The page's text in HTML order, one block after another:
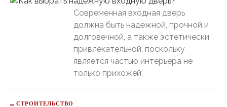
Современная входная дверь
должна быть надёжной, прочной и
долговечной, а также эстетически
привлекательной, поскольку
является частью интерьера не
только прихожей,
СТРОИТЕЛЬСТВО